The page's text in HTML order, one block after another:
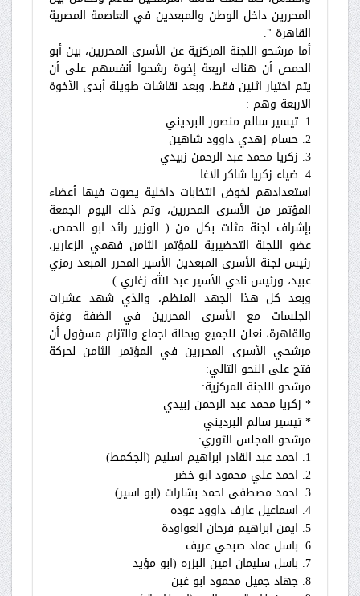
المحررين داخل الوطن والمبعدين في العاصمة المصرية
القاهرة ".
أما مرشحو اللجنة المركزية عن الأسرى المحررين، بين أبو
الحمص أن هناك اريعة إخوة رشحوا أنفسهم على أن
يتم اختيار اثنين فقط، وبعد نقاشات طويلة أبدى الأخوة
الاربعة وهم :
1. تيسير سالم منصور البرديني
2. حسام زهدي داوود شاهين
3. زكريا محمد عبد الرحمن زبيدي
4. ضياء زكريا شاكر الاغا
استعدادهم لخوض انتخابات داخلية يصوت فيها أعضاء
المؤتمر من الأسرى المحررين، وتم ذلك اليوم الجمعة
بإشراف لجنة مثلت بكل من ( الوزير رائد ابو الحمص،
عضو اللجنة التحضيرية للمؤتمر الثامن فهمي الزعارير،
رئيس لجنة الأسرى المبعدين الأسير المحرر المبعد رمزي
عبيد، ورئيس نادي الأسير عبد الله زغاري ).
وبعد كل هذا الجهد المنظم، والذي شهد عشرات
الجلسات مع الأسرى المحررين في الضفة وغزة
والقاهرة، نعلن للجميع وبحالة اجماع والتزام مسؤول أن
مرشحي الأسرى المحررين في المؤتمر الثامن لحركة
فتح على النحو التالي:
مرشحو اللجنة المركزية:
* زكريا محمد عبد الرحمن زبيدي
* تيسير سالم البرديني
مرشحو المجلس الثوري:
1. احمد عبد القادر ابراهيم اسليم (الجكمط)
2. احمد علي محمود ابو خضر
3. احمد مصطفى احمد بشارات (ابو اسير)
4. اسماعيل عارف داوود عوده
5. ايمن ابراهيم فرحان العواودة
6. باسل عماد صبحي عريف
7. باسل سليمان امين البزره (ابو مؤيد
8. جهاد جميل محمود ابو غبن